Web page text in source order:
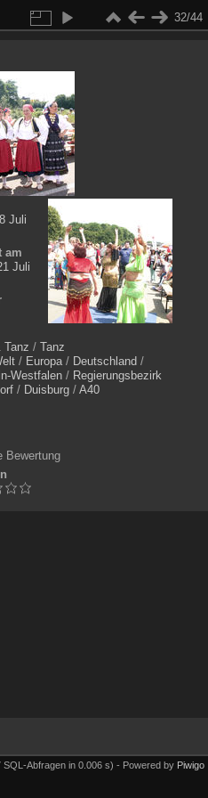
32/44
Juli
am
Juli
Tanz / Tanz
/ Europa/ Deutschland /
Westfalen/ Regierungsbezirk
/ Duisburg/ A40
Bewertung
SQL-Abfragen in 0.006 s) - Powered by Piwigo